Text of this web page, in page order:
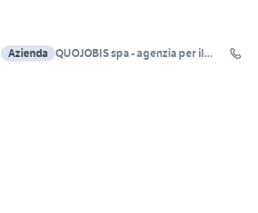
Azienda QUOJOBIS spa - agenzia per il